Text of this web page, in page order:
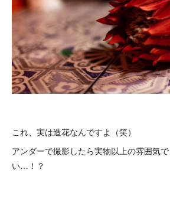
これ、実は造花なんですよ（笑）
アンダーで撮影したら実物以上の雰囲気
い…！？